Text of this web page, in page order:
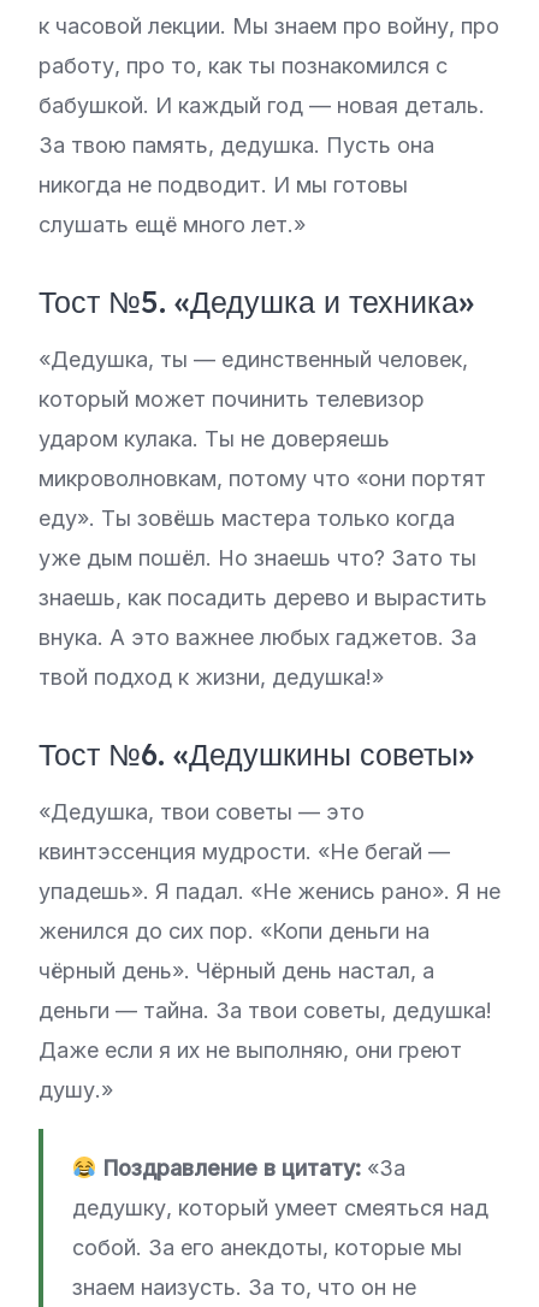
к часовой лекции. Мы знаем про войну, про
работу, про то, как ты познакомился с
бабушкой. И каждый год — новая деталь.
За твою память, дедушка. Пусть она
никогда не подводит. И мы готовы
слушать ещё много лет.»
Тост №5. «Дедушка и техника»
«Дедушка, ты — единственный человек,
который может починить телевизор
ударом кулака. Ты не доверяешь
микроволновкам, потому что «они портят
еду». Ты зовёшь мастера только когда
уже дым пошёл. Но знаешь что? Зато ты
знаешь, как посадить дерево и вырастить
внука. А это важнее любых гаджетов. За
твой подход к жизни, дедушка!»
Тост №6. «Дедушкины советы»
«Дедушка, твои советы — это
квинтэссенция мудрости. «Не бегай —
упадешь». Я падал. «Не женись рано». Я не
женился до сих пор. «Копи деньги на
чёрный день». Чёрный день настал, а
деньги — тайна. За твои советы, дедушка!
Даже если я их не выполняю, они греют
душу.»
Поздравление в цитату:«За
дедушку, который умеет смеяться над
собой. За его анекдоты, которые мы
знаем наизусть. За то, что он не